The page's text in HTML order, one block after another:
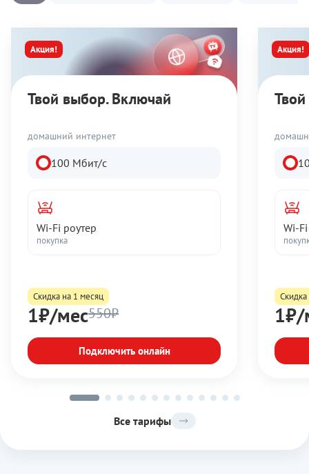
Акция!
Твой выбор. Включай
домашний интернет
100 Мбит/с
Wi-Fi роутер
покупка
Скидка на 1 месяц
1₽/мес550₽
Подключить онлайн
Акция!
Wi-
1₽/
Все тарифы